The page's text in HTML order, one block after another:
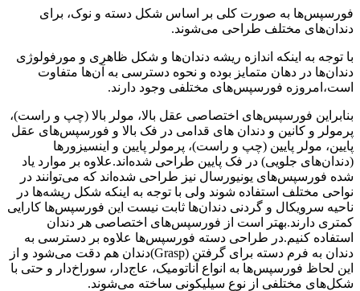
فورسپس‌ها به صورت کلی بر اساس شکل دسته و نوک، برای
دندان‌های مختلف طراحی می‌شوند.
با توجه به اینکه اندازه ریشه دندان‌ها و شکل ظاهری و مورفولوژی
دندان‌ها در دهان متمایز بوده و نحوه دسترسی به آن‌ها متفاوت
است،امروزه فورسپس‌های مختلفی وجود دارند.
بنابراین فورسپس‌های اختصاصی عقل بالا، مولر بالا (چپ و راست)،
پرمولر و کانین و دندان های قدامی در فک بالا و فورسپس‌های عقل
پایین، مولر پایین (چپ و راست)، پرمولر پایین و اینسیزورها
(دندان‌های جلویی) در فک پایین طراحی شده‌اند.علاوه بر موارد یاد
شده فورسپس‌های یونیورسال نیز طراحی شده‌اند که می‌توانند در
نواحی مختلف استفاده شوند ولی با توجه به اینکه شکل ریشه‌ها در
ناحیه سرویکال و گردنی دندان‌ها ثابت نیست این فورسپس‌ها کارایی
کمتری دارند.بهتر است از فورسپس‌های اختصاصی هر دندان
استفاده کنیم.در طراحی دسته فورسپس‌ها علاوه بر دسترسی به
دندان به فرم دسته برای گرفتن (Grasp)دندان هم دقت می‌شود و از
این لحاظ فورسپس‌ها به انواع آناتومیک، عاج‌دار، سوراخ‌دار و حتی با
شکل‌های مختلفی از نوع سیلیکونی ساخته می‌شوند.